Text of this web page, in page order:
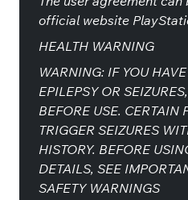
official website
HEALTH WARNING
WARNING: IF YOU
EPILEPSY OR
BEFORE USE. CERTAIN
TRIGGER SEIZURES
HISTORY. BEFORE
DETAILS, SEE
SAFETY WARNINGS